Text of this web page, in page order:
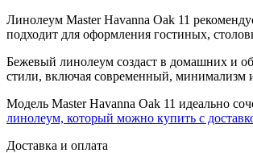
Линолеум Master Havanna Oak 11
подходит для оформления гостиных,
Бежевый линолеум создаст в домашних и
стили, включая современный, минимализм
Модель Master Havanna Oak 11 идеально
линолеум, который можно купить с
Доставка и оплата